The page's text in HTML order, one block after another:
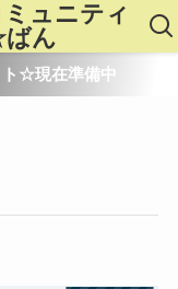
ュニティ
ん
☆現在準備中